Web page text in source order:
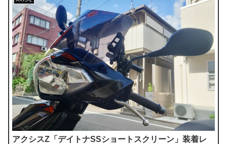
アクシスZ「デイトナSSショートスクリーン」装着レ